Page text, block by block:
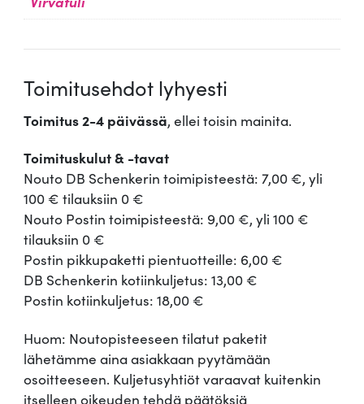
Toimitusehdot lyhyesti
Toimitus 2-4 päivässä, ellei toisin mainita.
Toimituskulut & -tavat
Nouto DB Schenkerin toimipisteestä: 7,00 €, yli
100 € tilauksiin 0 €
Nouto Postin toimipisteestä: 9,00 €, yli 100 €
tilauksiin 0 €
Postin pikkupaketti pientuotteille: 6,00 €
DB Schenkerin kotiinkuljetus: 13,00 €
Postin kotiinkuljetus: 18,00 €
Huom: Noutopisteeseen tilatut paketit
lähetämme aina asiakkaan pyytämään
osoitteeseen. Kuljetusyhtiöt varaavat kuitenkin
itselleen oikeuden tehdä päätöksiä